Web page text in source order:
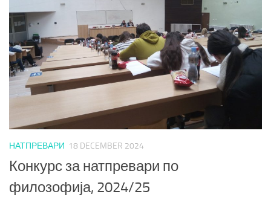
НАТПРЕВАРИ 18 DECEMBER 2024
Конкурс за натпревари по
филозофија, 2024/25